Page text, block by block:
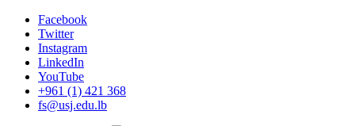
Facebook
Twitter
Instagram
LinkedIn
YouTube
+961 (1) 421 368
fs@usj.edu.lb